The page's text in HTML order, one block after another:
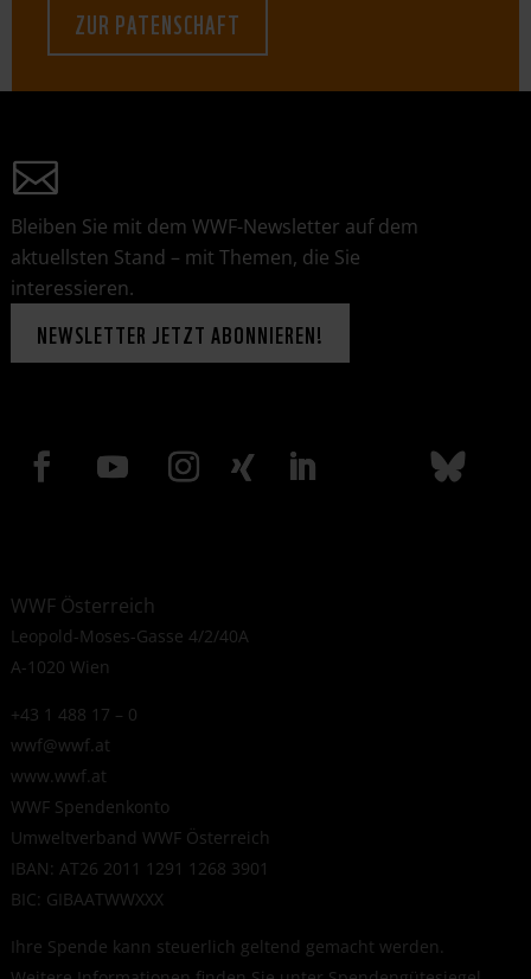
ZUR PATENSCHAFT
Bleiben Sie mit dem WWF-Newsletter auf dem
aktuellsten Stand – mit Themen, die Sie
interessieren.
NEWSLETTER JETZT ABONNIEREN!
WWF Österreich
Leopold-Moses-Gasse 4/2/40A
A-1020 Wien
+43 1 488 17 – 0
wwf@wwf.at
www.wwf.at
WWF Spendenkonto
Umweltverband WWF Österreich
IBAN: AT26 2011 1291 1268 3901
BIC: GIBAATWWXXX
Ihre Spende kann steuerlich geltend gemacht werden.